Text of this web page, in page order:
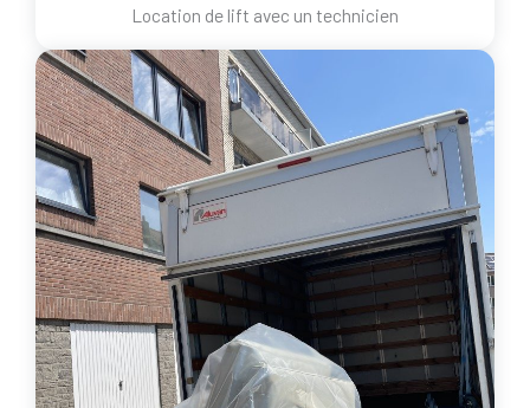
Location de lift avec un technicien